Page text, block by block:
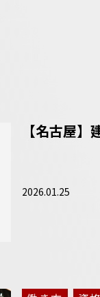
【名古屋
2026.01.25